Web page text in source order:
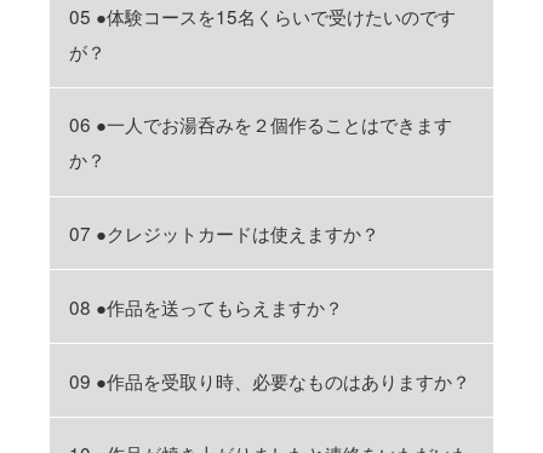
05 ●体験コースを15名くらいで受けたいのです
が？
06 ●一人でお湯呑みを２個作ることはできます
か？
07 ●クレジットカードは使えますか？
08 ●作品を送ってもらえますか？
09 ●作品を受取り時、必要なものはありますか？